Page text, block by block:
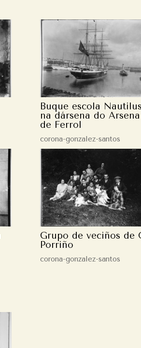
Buque escola
na dársena do
de Ferrol
corona-gonzalez-santos
Grupo de veciños de
Porriño
corona-gonzalez-santos